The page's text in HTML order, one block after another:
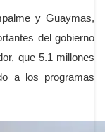
y Guaymas,
del gobierno
que 5.1 millones
a los programas